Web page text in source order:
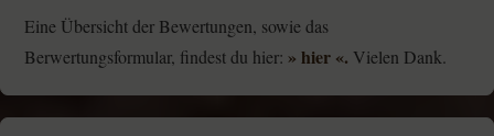
Eine Übersicht der Bewertungen, sowie das
Berwertungsformular, findest du hier: » hier «. Vielen Dank.